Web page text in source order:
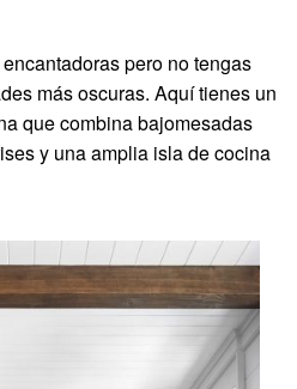
pero no tengas
más oscuras. Aquí tienes un
que combina bajomesadas
y una amplia isla de cocina